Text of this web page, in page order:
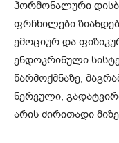
ჰორმონალური
ფრჩხილები
ემოციურ და
ენდოკრინული
წარმოქმნაზე,
ნერვული,
არის ძირითადი